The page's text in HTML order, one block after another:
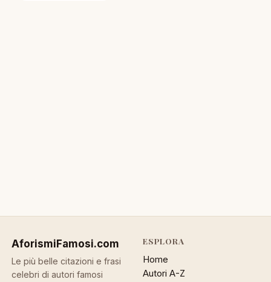
AforismiFamosi.com
Le più belle citazioni e frasi
celebri di autori famosi
ESPLORA
Home
Autori A-Z